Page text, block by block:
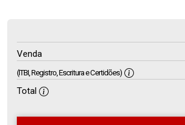
Venda
(ITBI, Registro, Escritura e Certidões)
Total